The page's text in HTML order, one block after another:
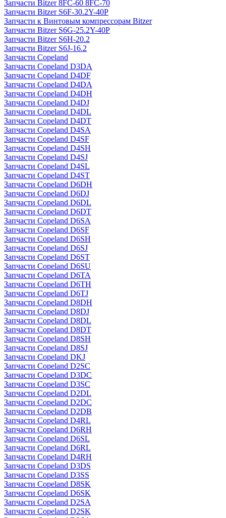
Запчасти Bitzer 8FC-60 8FC-70
Запчасти Bitzer S6F-30.2Y-40P
Запчасти к Винтовым компрессорам Bitzer
Запчасти Bitzer S6G-25.2Y-40P
Запчасти Bitzer S6H-20.2
Запчасти Bitzer S6J-16.2
Запчасти Copeland
Запчасти Copeland D3DA
Запчасти Copeland D4DF
Запчасти Copeland D4DA
Запчасти Copeland D4DH
Запчасти Copeland D4DJ
Запчасти Copeland D4DL
Запчасти Copeland D4DT
Запчасти Copeland D4SA
Запчасти Copeland D4SF
Запчасти Copeland D4SH
Запчасти Copeland D4SJ
Запчасти Copeland D4SL
Запчасти Copeland D4ST
Запчасти Copeland D6DH
Запчасти Copeland D6DJ
Запчасти Copeland D6DL
Запчасти Copeland D6DT
Запчасти Copeland D6SA
Запчасти Copeland D6SF
Запчасти Copeland D6SH
Запчасти Copeland D6SJ
Запчасти Copeland D6ST
Запчасти Copeland D6SU
Запчасти Copeland D6TA
Запчасти Copeland D6TH
Запчасти Copeland D6TJ
Запчасти Copeland D8DH
Запчасти Copeland D8DJ
Запчасти Copeland D8DL
Запчасти Copeland D8DT
Запчасти Copeland D8SH
Запчасти Copeland D8SJ
Запчасти Copeland DKJ
Запчасти Copeland D2SC
Запчасти Copeland D3DC
Запчасти Copeland D3SC
Запчасти Copeland D2DL
Запчасти Copeland D2DC
Запчасти Copeland D2DB
Запчасти Copeland D4RL
Запчасти Copeland D6RH
Запчасти Copeland D6SL
Запчасти Copeland D6RL
Запчасти Copeland D4RH
Запчасти Copeland D3DS
Запчасти Copeland D3SS
Запчасти Copeland D8SK
Запчасти Copeland D6SK
Запчасти Copeland D2SA
Запчасти Copeland D2SK